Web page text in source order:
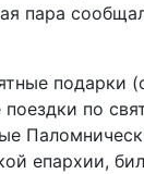
пара
подарки
по
епархии,